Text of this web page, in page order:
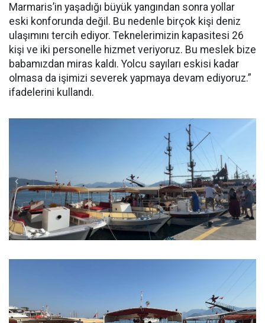
Marmaris’in yaşadığı büyük yangından sonra yollar
eski konforunda değil. Bu nedenle birçok kişi deniz
ulaşımını tercih ediyor. Teknelerimizin kapasitesi 26
kişi ve iki personelle hizmet veriyoruz. Bu meslek bize
babamızdan miras kaldı. Yolcu sayıları eskisi kadar
olmasa da işimizi severek yapmaya devam ediyoruz.”
ifadelerini kullandı.